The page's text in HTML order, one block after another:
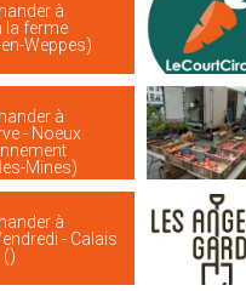
à
la ferme
Weppes)
à
- Noeux
Mines)
à
- Calais
()